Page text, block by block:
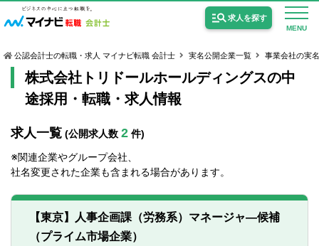
MENU
求人を探す
USCPA（米国公認会計士）の求人
公認会計士の転職・求人 マイナビ転職 会計士 実名公開企業一覧 事業会社の実
株式会社トリドールホールディングスの中
途採用・転職・求人情報
求人一覧 (公開求人数 2 件)
※関連企業やグループ会社、
社名変更された企業も含まれる場合があります。
【東京】人事企画課（労務系）マネージャ―候補
（プライム市場企業）